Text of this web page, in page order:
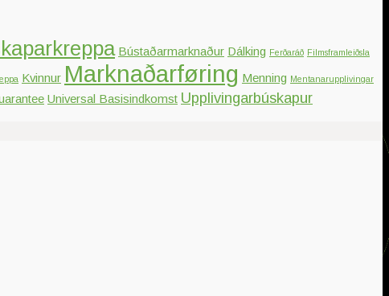
Bústaðarmarknaður Dálking Ferðaráð Filmsframleiðsla
Kvinnur Marknaðarføring Menning Mentanarupplivingar
Universal Basisindkomst Upplivingarbúskapur